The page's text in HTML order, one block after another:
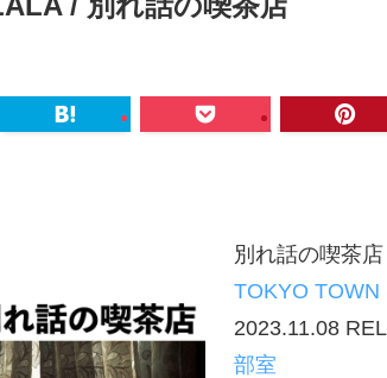
別れ話の喫茶店
TOKYO TOWN
2023.11.08
部室